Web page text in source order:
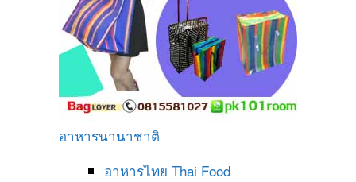
อาหารนานาชาติ
อาหารไทย Thai Food